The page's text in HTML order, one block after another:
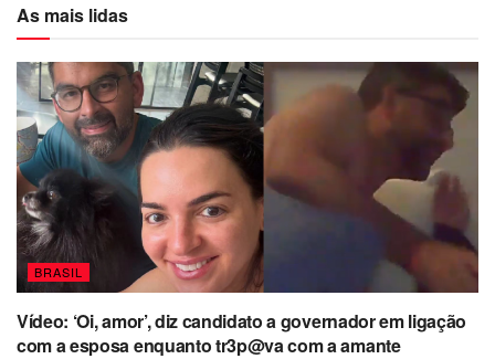
As mais lidas
BRASIL
Vídeo: ‘Oi, amor’, diz candidato a governador em ligação
com a esposa enquanto tr3p@va com a amante